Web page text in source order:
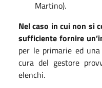
Martino).
Nel caso in cui non si
sufficientefornire un’
per le primarie ed una
cura del gestore
elenchi.